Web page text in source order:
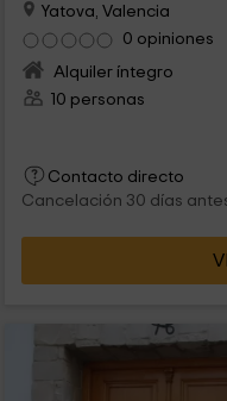
Yatova, Valencia
0 opiniones
Alquiler íntegro
10 personas
Contacto directo
Cancelación 30 días